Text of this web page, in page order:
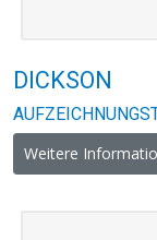
DICKSON
Weitere